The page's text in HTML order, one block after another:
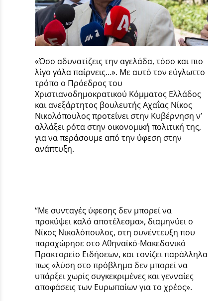
«Όσο αδυνατίζεις την αγελάδα, τόσο και πιο
λίγο γάλα παίρνεις…». Με αυτό τον εύγλωττο
τρόπο ο Πρόεδρος του
Χριστιανοδημοκρατικού Κόμματος Ελλάδος
και ανεξάρτητος βουλευτής Αχαΐας Νίκος
Νικολόπουλος προτείνει στην Κυβέρνηση ν’
αλλάξει ρότα στην οικονομική πολιτική της,
για να περάσουμε από την ύφεση στην
ανάπτυξη.
“Με συνταγές ύφεσης δεν μπορεί να
προκύψει καλό αποτέλεσμα», διαμηνύει ο
Νίκος Νικολόπουλος, στη συνέντευξη που
παραχώρησε στο Αθηναϊκό-Μακεδονικό
Πρακτορείο Ειδήσεων, και τονίζει παράλληλα
πως «λύση στο πρόβλημα δεν μπορεί να
υπάρξει χωρίς συγκεκριμένες και γενναίες
αποφάσεις των Ευρωπαίων για το χρέος».